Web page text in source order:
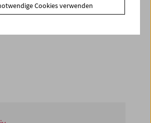
Cookies verwenden